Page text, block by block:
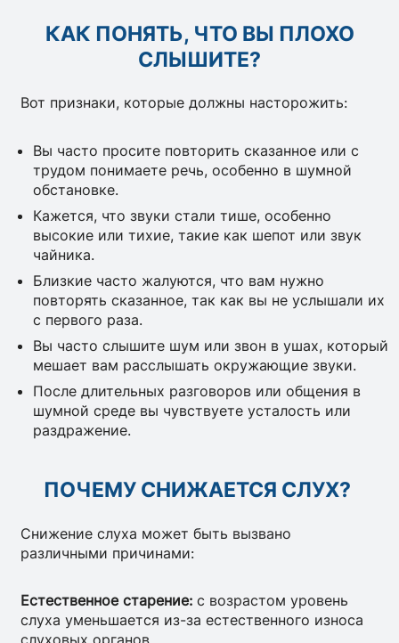
КАК ПОНЯТЬ, ЧТО ВЫ ПЛОХО
СЛЫШИТЕ?
Вот признаки, которые должны насторожить:
Вы часто просите повторить сказанное или с
трудом понимаете речь, особенно в шумной
обстановке.
Кажется, что звуки стали тише, особенно
высокие или тихие, такие как шепот или звук
чайника.
Близкие часто жалуются, что вам нужно
повторять сказанное, так как вы не услышали их
с первого раза.
Вы часто слышите шум или звон в ушах, который
мешает вам расслышать окружающие звуки.
После длительных разговоров или общения в
шумной среде вы чувствуете усталость или
раздражение.
ПОЧЕМУ СНИЖАЕТСЯ СЛУХ?
Снижение слуха может быть вызвано
различными причинами:
Естественное старение: с возрастом уровень
слуха уменьшается из-за естественного износа